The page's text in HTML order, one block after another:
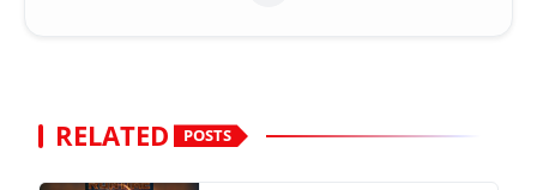
RELATED POSTS